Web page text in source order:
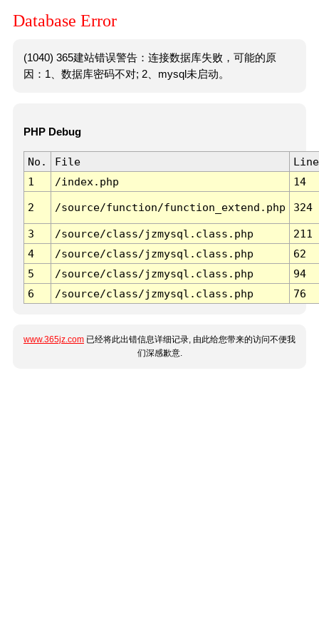
Database Error
(1040) 365建站错误警告：连接数据库失败，可能的原
因：1、数据库密码不对; 2、mysql未启动。
PHP Debug
No. File
Line
1
/index.php 14
2 /source/function/function_extend.php 324
3 /source/class/jzmysql.class.php
211
4
/source/class/jzmysql.class.php
62
5
/source/class/jzmysql.class.php
94
6
/source/class/jzmysql.class.php 76
www.365jz.com 已经将此出错信息详细记录, 由此给您带来的访问不便我
们深感歉意.